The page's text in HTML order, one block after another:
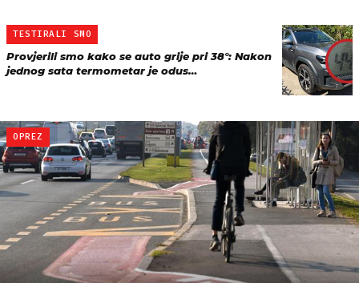
TESTIRALI SMO
Provjerili smo kako se auto grije pri 38°: Nakon
jednog sata termometar je odus…
OPREZ